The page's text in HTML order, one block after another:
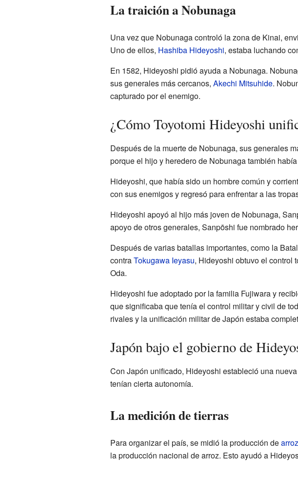
La traición a Nobunaga
Una vez que Nobunaga controló la zona de Kinai,
Uno de ellos, Hashiba Hideyoshi, estaba luchando
En 1582, Hideyoshi pidió ayuda a Nobunaga.
sus generales más cercanos, Akechi Mitsuhide.
capturado por el enemigo.
¿Cómo Toyotomi Hideyoshi
Después de la muerte de Nobunaga, sus generales
porque el hijo y heredero de Nobunaga también
Hideyoshi, que había sido un hombre común y
con sus enemigos y regresó para enfrentar a las
Hideyoshi apoyó al hijo más joven de Nobunaga,
apoyo de otros generales, Sanpōshi fue nombrado
Después de varias batallas importantes, como la
contraTokugawa Ieyasu, Hideyoshi obtuvo el control
Oda.
Hideyoshi fue adoptado por la familia Fujiwara y
que significaba que tenía el control militar y civil de
rivales y la unificación militar de Japón estaba
Japón bajo el gobierno de
Con Japón unificado, Hideyoshi estableció una
tenían cierta autonomía.
La medición de tierras
Para organizar el país, se midió la producción dearroz
la producción nacional de arroz. Esto ayudó a